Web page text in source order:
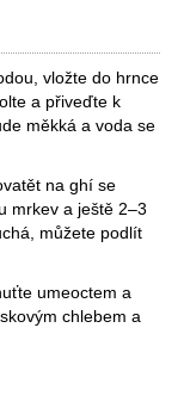
vložte do hrnce
a přiveďte k
měkká a voda se
na ghí se
mrkev a ještě 2–3
můžete podlít
umeoctem a
chlebem a